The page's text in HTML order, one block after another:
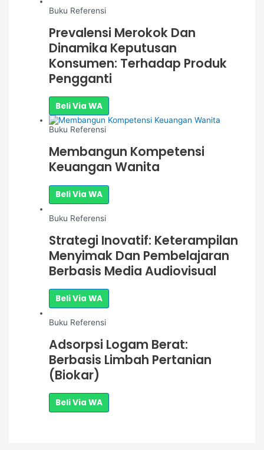
Buku Referensi
Prevalensi Merokok Dan
Dinamika Keputusan
Konsumen: Terhadap Produk
Pengganti
Beli Via WA
Buku Referensi
Membangun Kompetensi
Keuangan Wanita
Beli Via WA
Buku Referensi
Strategi Inovatif: Keterampilan
Menyimak Dan Pembelajaran
Berbasis Media Audiovisual
Beli Via WA
Buku Referensi
Adsorpsi Logam Berat:
Berbasis Limbah Pertanian
(Biokar)
Beli Via WA